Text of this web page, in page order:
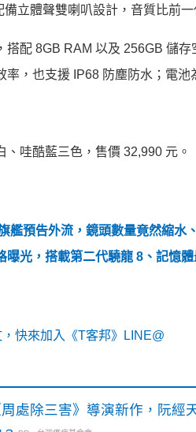
立體聲雙喇叭設計，音質比前
搭配 8GB RAM 以及 256GB 儲
，也支援 IP68 防塵防水；電池
哇酷藍三色，售價 32,990 元。
艦預告外流，鏡頭數量竟然縮水
曝光，搭載第二代驍龍 8、記憶
快來加入《T客邦》LINE@
處除三害》導演新作，阮經